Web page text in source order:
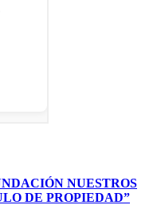
NUESTROS
DE PROPIEDAD”